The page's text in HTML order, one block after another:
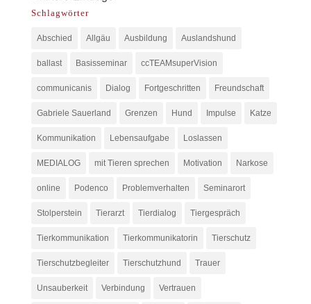
Schlagwörter
Abschied Allgäu Ausbildung Auslandshund
ballast Basisseminar ccTEAMsuperVision
communicanis Dialog Fortgeschritten Freundschaft
Gabriele Sauerland Grenzen Hund Impulse Katze
Kommunikation Lebensaufgabe Loslassen
MEDIALOG mit Tieren sprechen Motivation Narkose
online Podenco Problemverhalten Seminarort
Stolperstein Tierarzt Tierdialog Tiergespräch
Tierkommunikation Tierkommunikatorin Tierschutz
Tierschutzbegleiter Tierschutzhund Trauer
Unsauberkeit Verbindung Vertrauen